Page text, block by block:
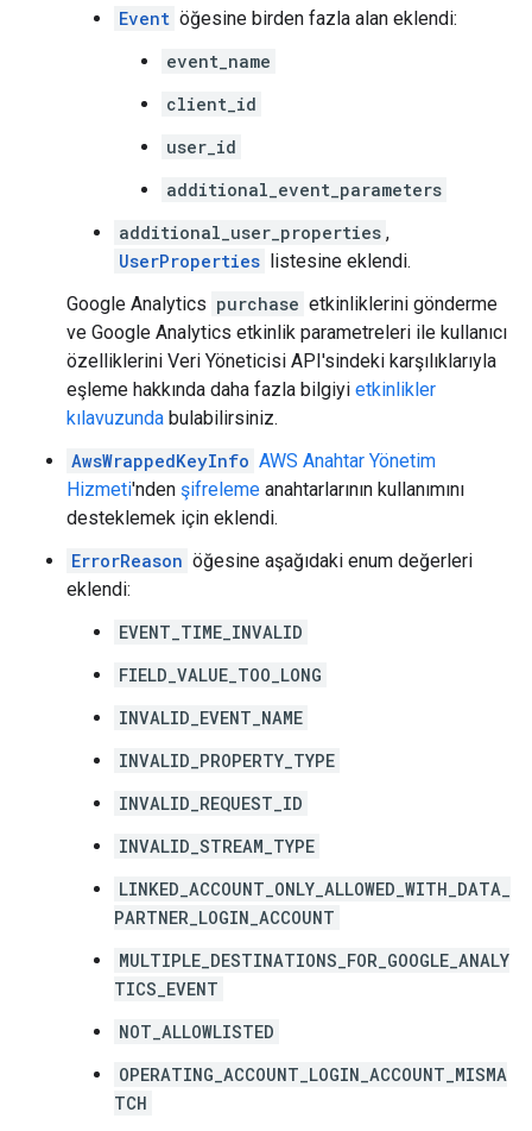
Event öğesine birden fazla alan eklendi:
event_name
client_id
user_id
additional_event_parameters
additional_user_properties ,
UserProperties listesine eklendi.
Google Analytics purchase etkinliklerini gönderme
ve Google Analytics etkinlik parametreleri ile kullanıcı
özelliklerini Veri Yöneticisi API'sindeki karşılıklarıyla
eşleme hakkında daha fazla bilgiyi etkinlikler
kılavuzunda bulabilirsiniz.
AwsWrappedKeyInfo AWS Anahtar Yönetim
Hizmeti'nden şifreleme anahtarlarının kullanımını
desteklemek için eklendi.
ErrorReason öğesine aşağıdaki enum değerleri
eklendi:
EVENT_TIME_INVALID
FIELD_VALUE_TOO_LONG
INVALID_EVENT_NAME
INVALID_PROPERTY_TYPE
INVALID_REQUEST_ID
INVALID_STREAM_TYPE
LINKED_ACCOUNT_ONLY_ALLOWED_WITH_DATA_
PARTNER_LOGIN_ACCOUNT
MULTIPLE_DESTINATIONS_FOR_GOOGLE_ANALY
TICS_EVENT
NOT_ALLOWLISTED
OPERATING_ACCOUNT_LOGIN_ACCOUNT_MISMA
TCH